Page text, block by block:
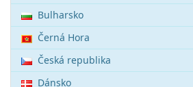
Bulharsko
Černá Hora
Česká republika
Dánsko